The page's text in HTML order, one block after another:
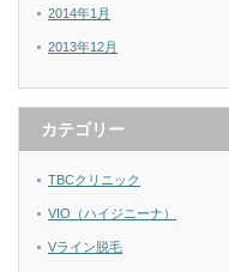
2014年1月
2013年12月
カテゴリー
TBCクリニック
VIO（ハイジニーナ）
Vライン脱毛